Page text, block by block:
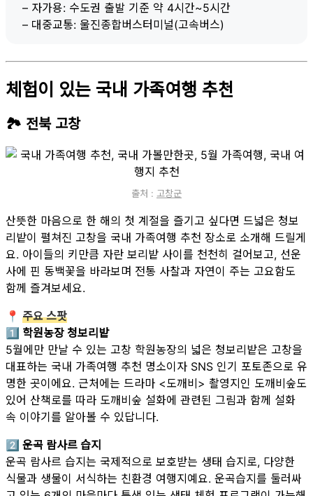
– 자가용: 수도권 출발 기준 약 4시간~5시간
– 대중교통: 울진종합버스터미널(고속버스)
체험이 있는 국내 가족여행 추천
🏞 전북 고창
출처 : 고창군
산뜻한 마음으로 한 해의 첫 계절을 즐기고 싶다면 드넓은 청보
리밭이 펼쳐진 고창을 국내 가족여행 추천 장소로 소개해 드릴게
요. 아이들의 키만큼 자란 보리밭 사이를 천천히 걸어보고, 선운
사에 핀 동백꽃을 바라보며 전통 사찰과 자연이 주는 고요함도
함께 즐겨보세요.
📍 주요 스팟
1️⃣ 학원농장 청보리밭
5월에만 만날 수 있는 고창 학원농장의 넓은 청보리밭은 고창을
대표하는 국내 가족여행 추천 명소이자 SNS 인기 포토존으로 유
명한 곳이에요. 근처에는 드라마 <도깨비> 촬영지인 도깨비숲도
있어 산책로를 따라 도깨비숲 설화에 관련된 그림과 함께 설화
속 이야기를 알아볼 수 있답니다.
2️⃣ 운곡 람사르 습지
운곡 람사르 습지는 국제적으로 보호받는 생태 습지로, 다양한
식물과 생물이 서식하는 친환경 여행지예요. 운곡습지를 둘러싸